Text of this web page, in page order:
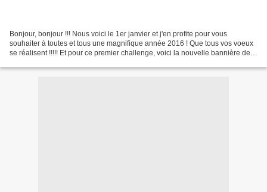
Bonjour, bonjour !!! Nous voici le 1er janvier et j'en profite pour vous
souhaiter à toutes et tous une magnifique année 2016 ! Que tous vos voeux
se réalisent !!!!! Et pour ce premier challenge, voici la nouvelle bannière de